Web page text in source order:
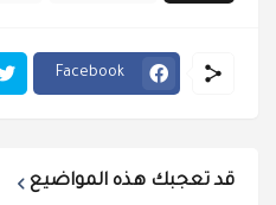
Facebook
قد تعجبك هذه المواضيع